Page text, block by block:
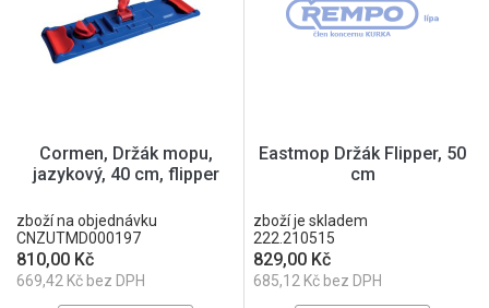
Cormen, Držák mopu,
jazykový, 40 cm, flipper
zboží na objednávku
CNZUTMD000197
810,00 Kč
669,42 Kč bez DPH
Eastmop Držák Flipper, 50
cm
zboží je skladem
222.210515
829,00 Kč
685,12 Kč bez DPH